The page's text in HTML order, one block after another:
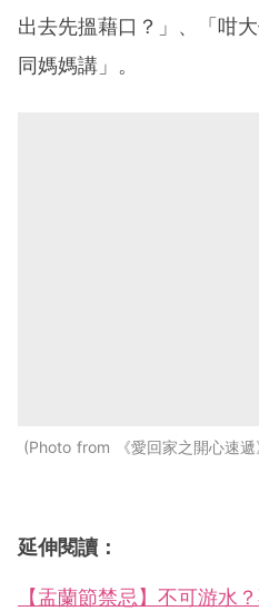
出去先搵藉口？」、「咁
同媽媽講」。
Photo from 《愛回家之開心速遞
延伸閱讀：
【盂蘭節禁忌】不可游